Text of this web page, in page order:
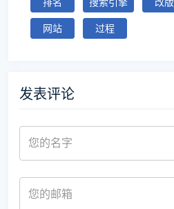
网站
过程
发表评论